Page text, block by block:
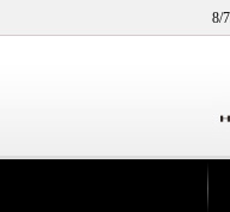
8/